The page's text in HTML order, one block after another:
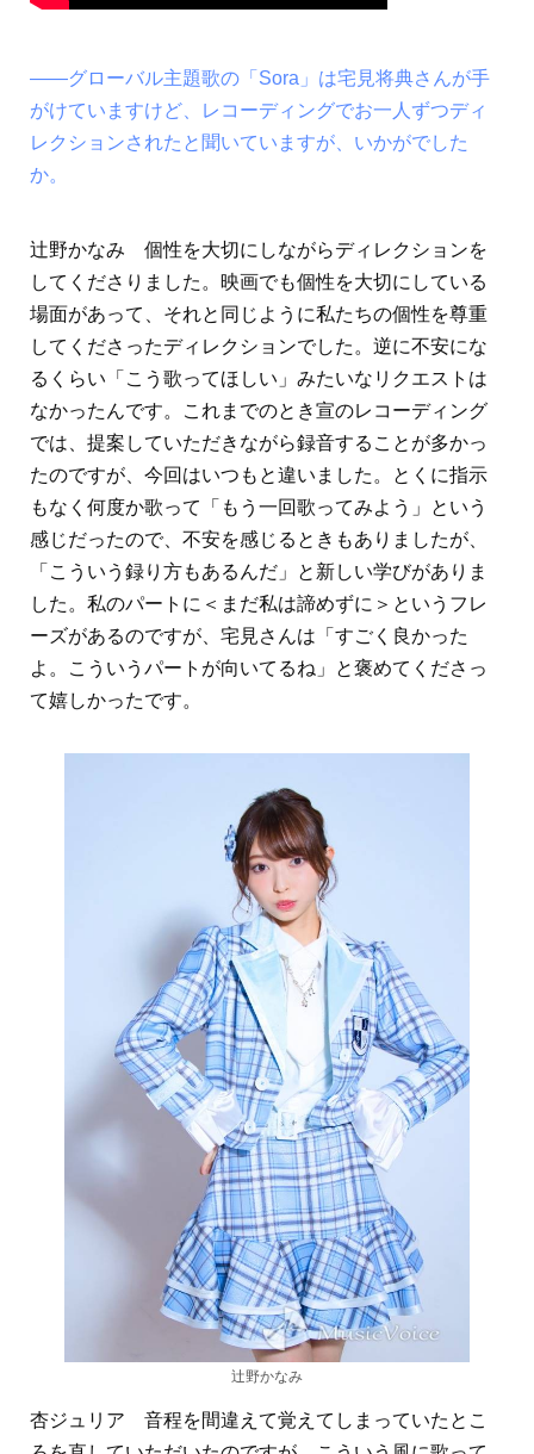
――グローバル主題歌の「Sora」は宅見将典さんが手
がけていますけど、レコーディングでお一人ずつディ
レクションされたと聞いていますが、いかがでした
か。
辻野かなみ 個性を大切にしながらディレクションを
してくださりました。映画でも個性を大切にしている
場面があって、それと同じように私たちの個性を尊重
してくださったディレクションでした。逆に不安にな
るくらい「こう歌ってほしい」みたいなリクエストは
なかったんです。これまでのとき宣のレコーディング
では、提案していただきながら録音することが多かっ
たのですが、今回はいつもと違いました。とくに指示
もなく何度か歌って「もう一回歌ってみよう」という
感じだったので、不安を感じるときもありましたが、
「こういう録り方もあるんだ」と新しい学びがありま
した。私のパートに＜まだ私は諦めずに＞というフレ
ーズがあるのですが、宅見さんは「すごく良かった
よ。こういうパートが向いてるね」と褒めてくださっ
て嬉しかったです。
辻野かなみ
杏ジュリア 音程を間違えて覚えてしまっていたとこ